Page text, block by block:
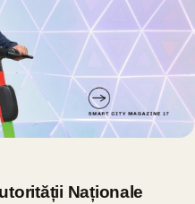
Naționale